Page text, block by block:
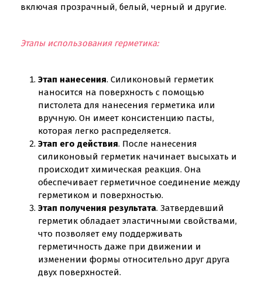
включая прозрачный, белый, черный и другие.
Этапы использования герметика:
Этап нанесения. Силиконовый герметик
наносится на поверхность с помощью
пистолета для нанесения герметика или
вручную. Он имеет консистенцию пасты,
которая легко распределяется.
Этап его действия. После нанесения
силиконовый герметик начинает высыхать и
происходит химическая реакция. Она
обеспечивает герметичное соединение между
герметиком и поверхностью.
Этап получения результата. Затвердевший
герметик обладает эластичными свойствами,
что позволяет ему поддерживать
герметичность даже при движении и
изменении формы относительно друг друга
двух поверхностей.